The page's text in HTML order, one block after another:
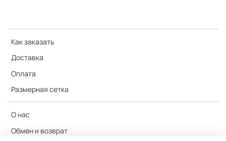
Как заказать
Доставка
Оплата
Размерная сетка
О нас
Обмен и возврат